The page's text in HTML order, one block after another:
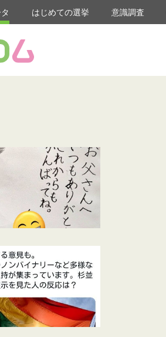
はじめての選挙 意識調査